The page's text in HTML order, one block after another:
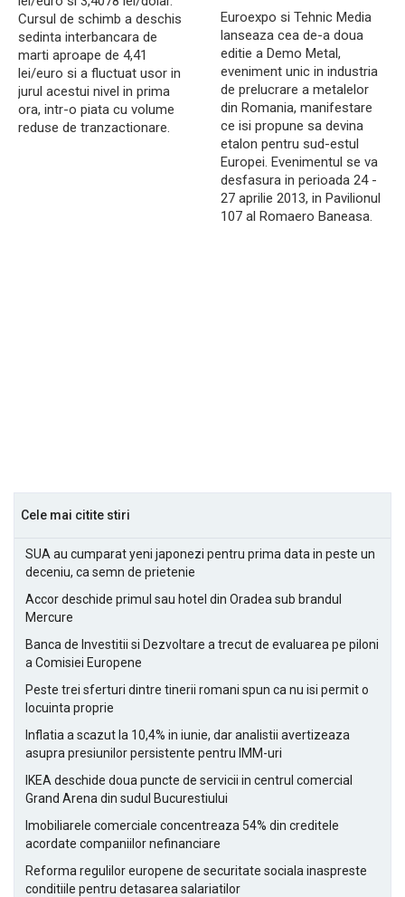
Cursul de schimb a deschis
sedinta interbancara de
marti aproape de 4,41
lei/euro si a fluctuat usor in
jurul acestui nivel in prima
ora, intr-o piata cu volume
reduse de tranzactionare.
Euroexpo si Tehnic Media
lanseaza cea de-a doua
editie a Demo Metal,
eveniment unic in industria
de prelucrare a metalelor
din Romania, manifestare
ce isi propune sa devina
etalon pentru sud-estul
Europei. Evenimentul se va
desfasura in perioada 24 -
27 aprilie 2013, in Pavilionul
107 al Romaero Baneasa.
Cele mai citite stiri
SUA au cumparat yeni japonezi pentru prima data in peste un
deceniu, ca semn de prietenie
Accor deschide primul sau hotel din Oradea sub brandul
Mercure
Banca de Investitii si Dezvoltare a trecut de evaluarea pe piloni
a Comisiei Europene
Peste trei sferturi dintre tinerii romani spun ca nu isi permit o
locuinta proprie
Inflatia a scazut la 10,4% in iunie, dar analistii avertizeaza
asupra presiunilor persistente pentru IMM-uri
IKEA deschide doua puncte de servicii in centrul comercial
Grand Arena din sudul Bucurestiului
Imobiliarele comerciale concentreaza 54% din creditele
acordate companiilor nefinanciare
Reforma regulilor europene de securitate sociala inaspreste
conditiile pentru detasarea salariatilor